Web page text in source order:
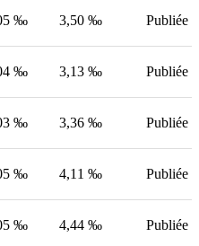
‰ 3,50 ‰ Publiée
‰ 3,13 ‰ Publiée
‰ 3,36 ‰ Publiée
‰ 4,11 ‰ Publiée
‰ 4,44 ‰ Publiée